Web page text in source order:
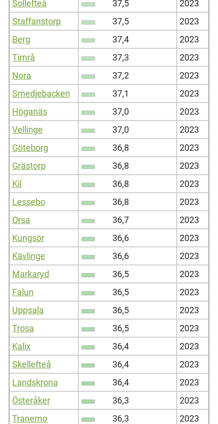
Sollefteå
37,5
2023
Staffanstorp
37,5
2023
Berg
37,4
2023
Timrå
37,3
2023
Nora
37,2
2023
Smedjebacken
37,1
2023
Höganäs
37,0
2023
Vellinge
37,0
2023
Göteborg
36,8
2023
Grästorp
36,8
2023
Kil
36,8
2023
Lessebo
36,8
2023
Orsa
36,7
2023
Kungsör
36,6
2023
Kävlinge
36,6
2023
Markaryd
36,5
2023
Falun
36,5
2023
Uppsala
36,5
2023
Trosa
36,5
2023
Kalix
36,4
2023
Skellefteå
36,4
2023
Landskrona
36,4
2023
Österåker
36,3
2023
Tranemo
36,3
2023